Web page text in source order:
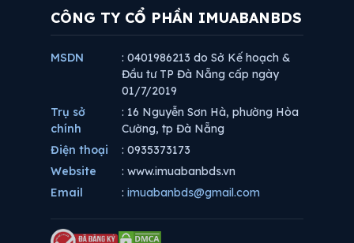
CÔNG TY CỔ PHẦN IMUABANBDS
MSDN
: 0401986213 do Sở Kế hoạch &
Đầu tư TP Đà Nẵng cấp ngày
01/7/2019
Trụ sở
chính
: 16 Nguyễn Sơn Hà, phường Hòa
Cường, tp Đà Nẵng
Điện thoại
: 0935373173
Website
: www.imuabanbds.vn
Email
: imuabanbds@gmail.com